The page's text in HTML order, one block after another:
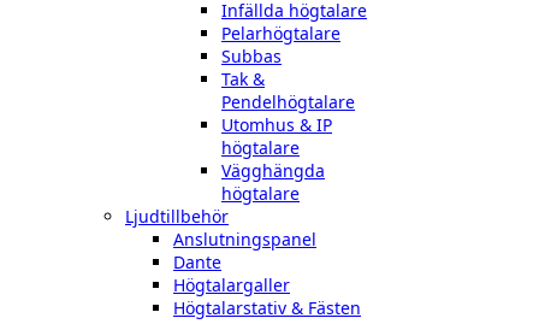
Infällda högtalare
Pelarhögtalare
Subbas
Tak &
Pendelhögtalare
Utomhus & IP
högtalare
Vägghängda
högtalare
Ljudtillbehör
Anslutningspanel
Dante
Högtalargaller
Högtalarstativ & Fästen